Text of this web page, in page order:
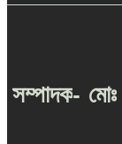
সম্পাদক- মোঃ